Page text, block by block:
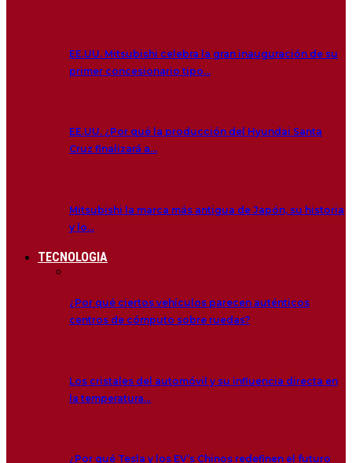
EE.UU. Mitsubishi celebra la gran inauguración de su
primer concesionario tipo…
EE.UU. ¿Por qué la producción del Hyundai Santa
Cruz finalizará a…
Mitsubishi la marca más antigua de Japón, su historia
y lo…
TECNOLOGIA
¿Por qué ciertos vehículos parecen auténticos
centros de cómputo sobre ruedas?
Los cristales del automóvil y su influencia directa en
la temperatura…
¿Por qué Tesla y los EV’s Chinos redefinen el futuro